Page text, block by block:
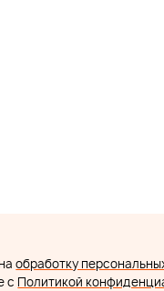
обработку
с Политикой